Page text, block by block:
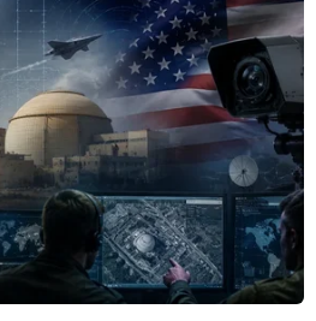
Nam đoạt
AI quốc tế
vịnh Bắc Bộ sẽ
tới Việt Nam?